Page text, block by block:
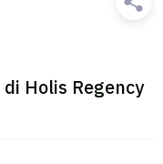
Holis Regency